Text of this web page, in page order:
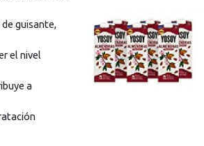
guisante,
el nivel
a